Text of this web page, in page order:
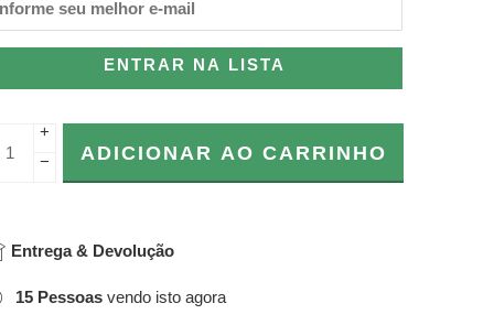
ENTRAR NA LISTA
+
−
ADICIONAR AO CARRINHO
Entrega & Devolução
15 Pessoas vendo isto agora